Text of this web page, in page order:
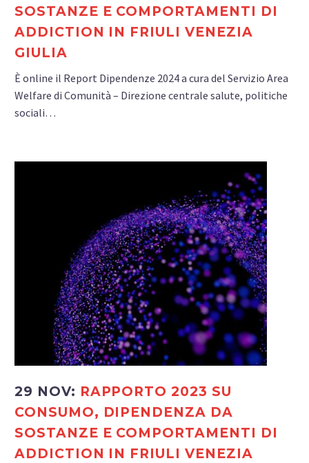
SOSTANZE E COMPORTAMENTI DI
ADDICTION IN FRIULI VENEZIA
GIULIA
È online il Report Dipendenze 2024 a cura del Servizio Area
Welfare di Comunità – Direzione centrale salute, politiche
sociali…
29 NOV: RAPPORTO 2023 SU
CONSUMO, DIPENDENZA DA
SOSTANZE E COMPORTAMENTI DI
ADDICTION IN FRIULI VENEZIA